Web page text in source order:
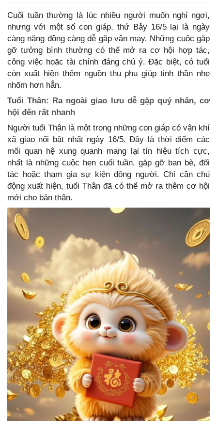
Cuối tuần thường là lúc nhiều người muốn nghỉ ngơi,
nhưng với một số con giáp, thứ Bảy 16/5 lại là ngày
càng năng động càng dễ gặp vận may. Những cuộc gặp
gỡ tưởng bình thường có thể mở ra cơ hội hợp tác,
công việc hoặc tài chính đáng chú ý. Đặc biệt, có tuổi
còn xuất hiện thêm nguồn thu phụ giúp tinh thần nhẹ
nhõm hơn hẳn.
Tuổi Thân: Ra ngoài giao lưu dễ gặp quý nhân, cơ
hội đến rất nhanh
Người tuổi Thân là một trong những con giáp có vận khí
xã giao nổi bật nhất ngày 16/5. Đây là thời điểm các
mối quan hệ xung quanh mang lại tín hiệu tích cực,
nhất là những cuộc hẹn cuối tuần, gặp gỡ bạn bè, đối
tác hoặc tham gia sự kiện đông người. Chỉ cần chủ
động xuất hiện, tuổi Thân đã có thể mở ra thêm cơ hội
mới cho bản thân.